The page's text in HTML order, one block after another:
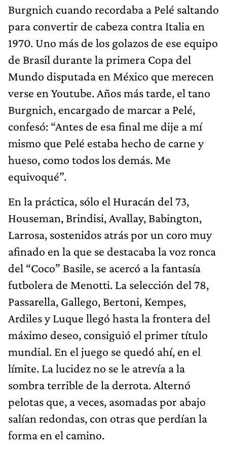
Burgnich cuando recordaba a Pelé saltando
para convertir de cabeza contra Italia en
1970. Uno más de los golazos de ese equipo
de Brasil durante la primera Copa del
Mundo disputada en México que merecen
verse en Youtube. Años más tarde, el tano
Burgnich, encargado de marcar a Pelé,
confesó: “Antes de esa final me dije a mí
mismo que Pelé estaba hecho de carne y
hueso, como todos los demás. Me
equivoqué”.
En la práctica, sólo el Huracán del 73,
Houseman, Brindisi, Avallay, Babington,
Larrosa, sostenidos atrás por un coro muy
afinado en la que se destacaba la voz ronca
del “Coco” Basile, se acercó a la fantasía
futbolera de Menotti. La selección del 78,
Passarella, Gallego, Bertoni, Kempes,
Ardiles y Luque llegó hasta la frontera del
máximo deseo, consiguió el primer título
mundial. En el juego se quedó ahí, en el
límite. La lucidez no se le atrevía a la
sombra terrible de la derrota. Alternó
pelotas que, a veces, asomadas por abajo
salían redondas, con otras que perdían la
forma en el camino.